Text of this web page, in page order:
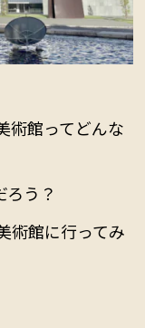
術館ってどんな
ろう？
術館に行ってみ